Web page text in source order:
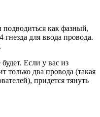
как фазный,
для ввода провода.
Если у вас из
только два провода (такая
придется тянуть